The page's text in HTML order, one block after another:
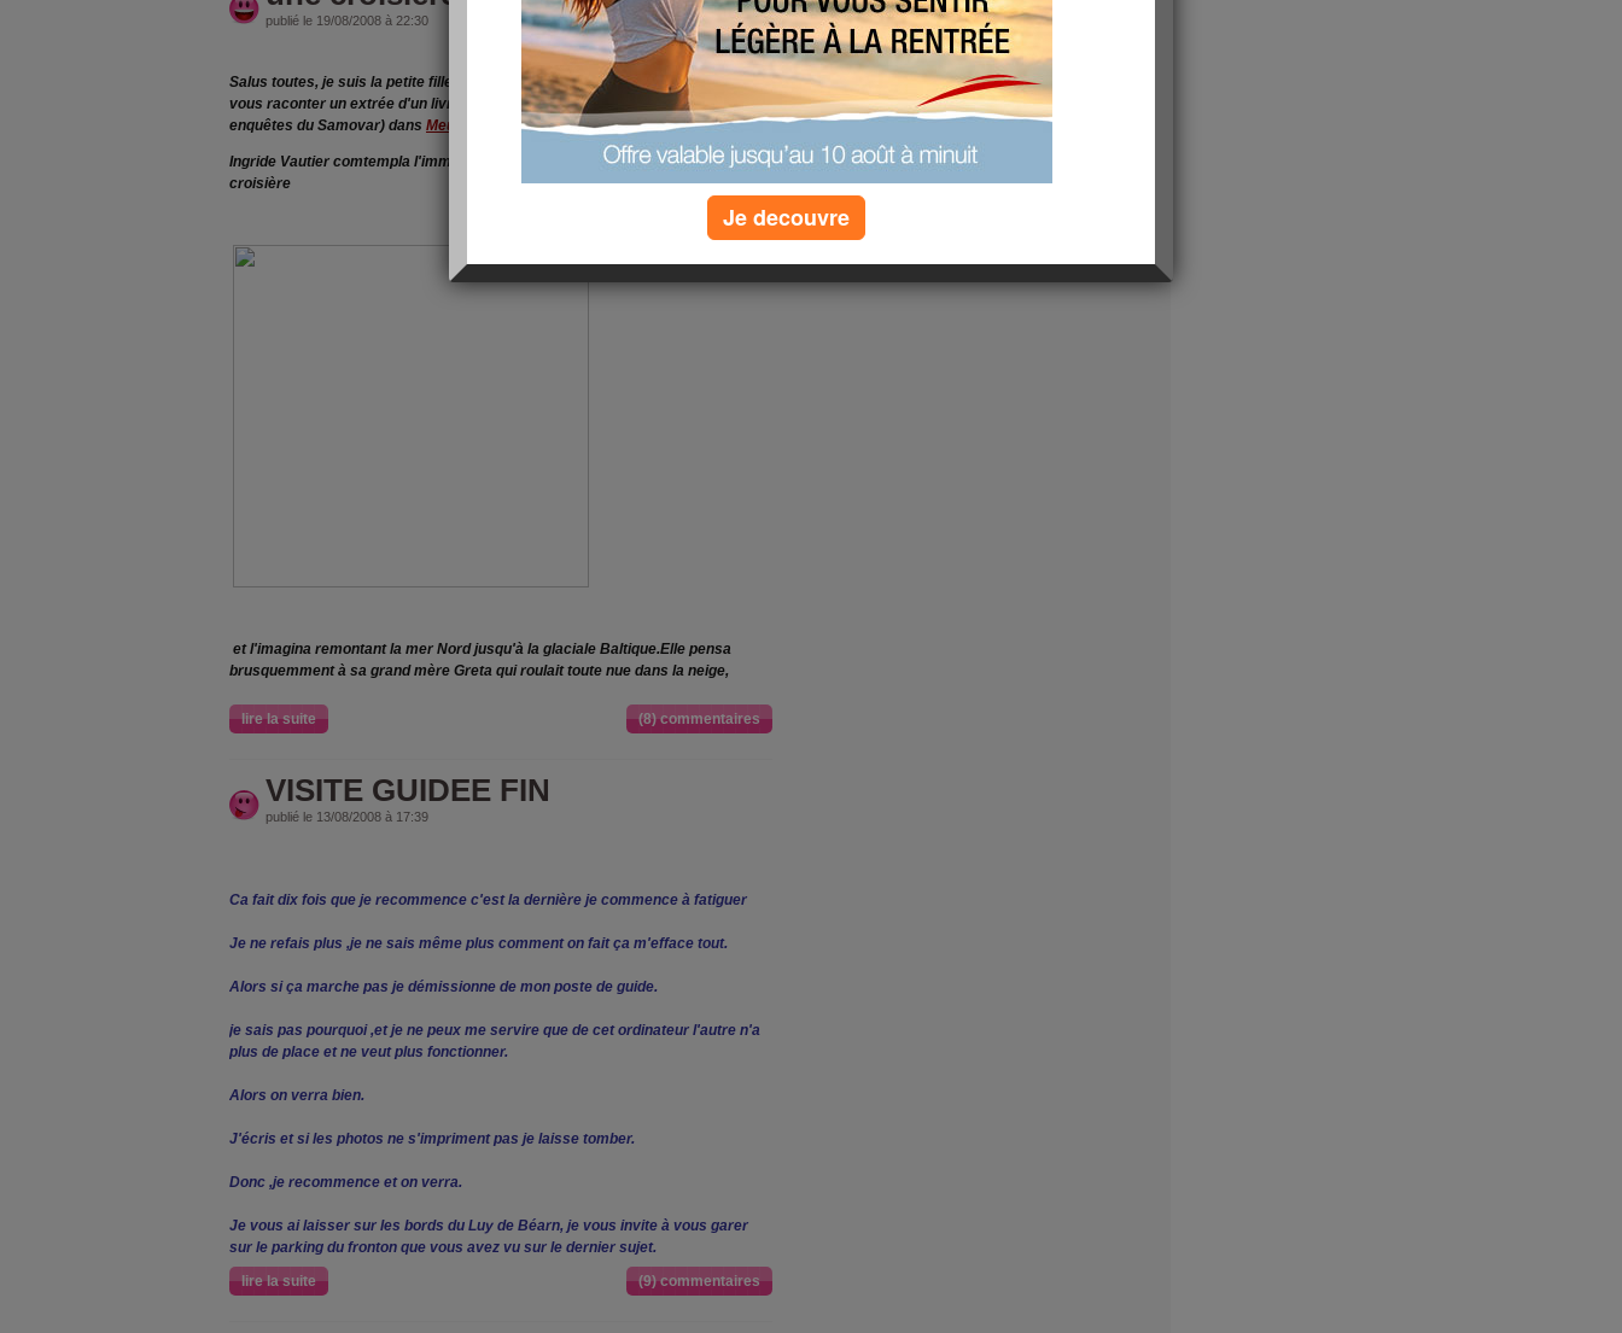
publié le 19/08/2008 à 22:30
Salus toutes, je suis la petite fille à Mamiequimoue je m'appelle Solyna .Je vien
vous raconter un extrée d'un livre que j'ai eu à mon anniveresaire c'est:(les
enquêtes du Samovar) dans Meurtre au Majestic:
Ingride Vautier comtempla l'immense coque blanche du spendide navire de
croisière
et l'imagina remontant la mer Nord jusqu'à la glaciale Baltique.Elle pensa
brusquemment à sa grand mère Greta qui roulait toute nue dans la neige,
lire la suite (8) commentaires
VISITE GUIDEE FIN
publié le 13/08/2008 à 17:39
Ca fait dix fois que je recommence c'est la dernière je commence à fatiguer
Je ne refais plus ,je ne sais même plus comment on fait ça m'efface tout.
Alors si ça marche pas je démissionne de mon poste de guide.
je sais pas pourquoi ,et je ne peux me servire que de cet ordinateur l'autre n'a
plus de place et ne veut plus fonctionner.
Alors on verra bien.
J'écris et si les photos ne s'impriment pas je laisse tomber.
Donc ,je recommence et on verra.
Je vous ai laisser sur les bords du Luy de Béarn, je vous invite à vous garer
sur le parking du fronton que vous avez vu sur le dernier sujet.
lire la suite
(9) commentaires
Je decouvre